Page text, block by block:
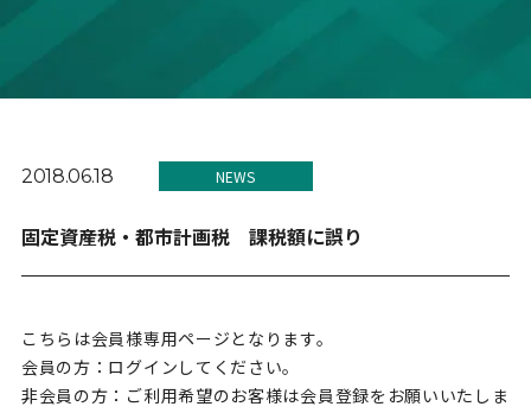
2018.06.18 NEWS
固定資産税・都市計画税 課税額に誤り
こちらは会員様専用ページとなります。
会員の方：ログインしてください。
非会員の方：ご利用希望のお客様は会員登録をお願いいたしま